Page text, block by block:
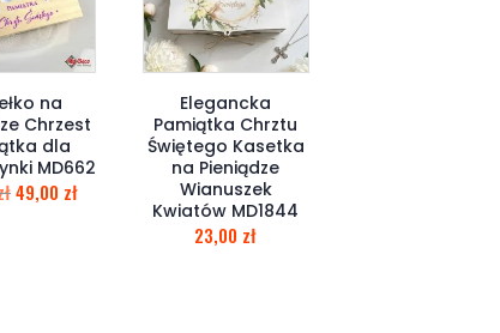
na
Chrzest
dla
MD662
49,00 zł
Elegancka
Pamiątka Chrztu
Świętego Kasetka
na Pieniądze
Wianuszek
Kwiatów MD1844
23,00 zł